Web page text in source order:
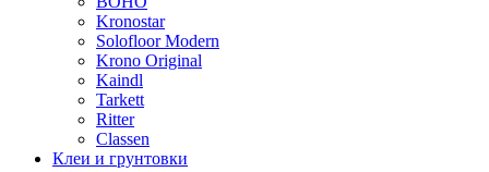
Kronostar
Solofloor Modern
Krono Original
Kaindl
Tarkett
Ritter
Classen
Клеи и грунтовки